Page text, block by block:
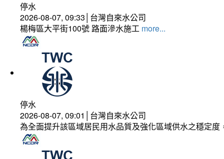
停水
2026-08-07, 09:33│台灣自來水公司
楊梅區大平街100號 路面滲水施工 more...
停水
2026-08-07, 09:01│台灣自來水公司
為全面提升該區域居民用水品質及強化區域供水之穩定